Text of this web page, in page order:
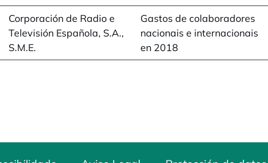
tab
Corporación de Radio e
Televisión Española, S.A.,
S.M.E.
Gastos de colaboradores
nacionais e internacionais
en 2018